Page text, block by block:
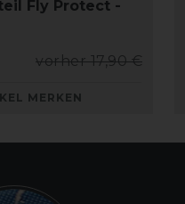
Fly Protect -
vorher 17,90 €
MERKEN